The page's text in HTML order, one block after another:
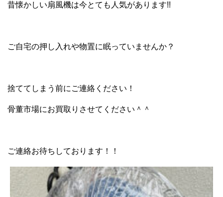
昔懐かしい扇風機は今とても人気があります!!
ご自宅の押し入れや物置に眠っていませんか？
捨ててしまう前にご連絡ください！
骨董市場にお買取りさせてください＾＾
ご連絡お待ちしております！！